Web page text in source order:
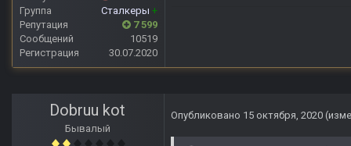
Группа
Сталкеры +
Репутация
7 599
Сообщений
10519
Регистрация
30.07.2020
Dobruu kot
Бывалый
Опубликовано 15 октября, 2020